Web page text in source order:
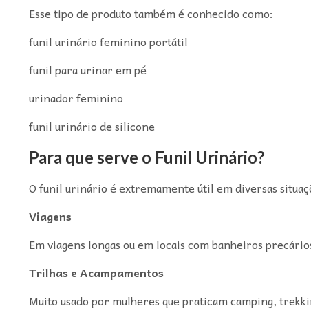
Esse tipo de produto também é conhecido como:
funil urinário feminino portátil
funil para urinar em pé
urinador feminino
funil urinário de silicone
Para que serve o Funil Urinário?
O funil urinário é extremamente útil em diversas
Viagens
Em viagens longas ou em locais com banheiros
Trilhas e Acampamentos
Muito usado por mulheres que praticam camping,